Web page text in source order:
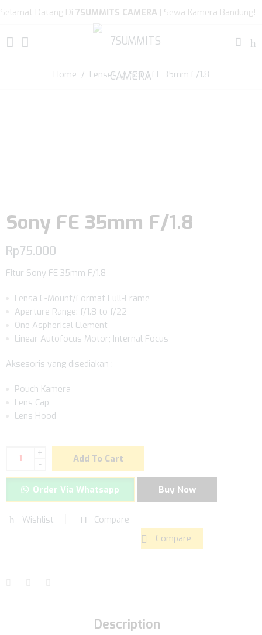
Selamat Datang Di 7SUMMITS CAMERA | Sewa Kamera Bandung!
Home / Lenses/ Sony FE 35mm F/1.8
Sony FE 35mm F/1.8
Rp75.000
Fitur Sony FE 35mm F/1.8
Lensa E-Mount/Format Full-Frame
Aperture Range: f/1.8 to f/22
One Aspherical Element
Linear Autofocus Motor; Internal Focus
Aksesoris yang disediakan :
Pouch Kamera
Lens Cap
Lens Hood
+
-
Add To Cart
Order Via Whatsapp Buy Now
Wishlist
Compare
Compare
Description